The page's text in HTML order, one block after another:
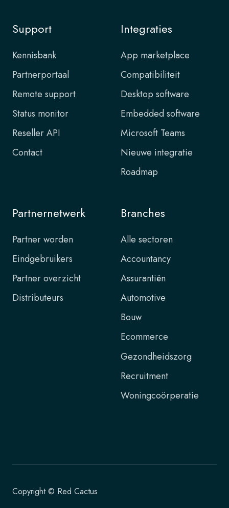
Support
Kennisbank
Partnerportaal
Remote support
Status monitor
Reseller API
Contact
Integraties
App marketplace
Compatibiliteit
Desktop software
Embedded software
Microsoft Teams
Nieuwe integratie
Roadmap
Partnernetwerk
Partner worden
Eindgebruikers
Partner overzicht
Distributeurs
Branches
Alle sectoren
Accountancy
Assurantiën
Automotive
Bouw
Ecommerce
Gezondheidszorg
Recruitment
Woningcoörperatie
Copyright © Red Cactus